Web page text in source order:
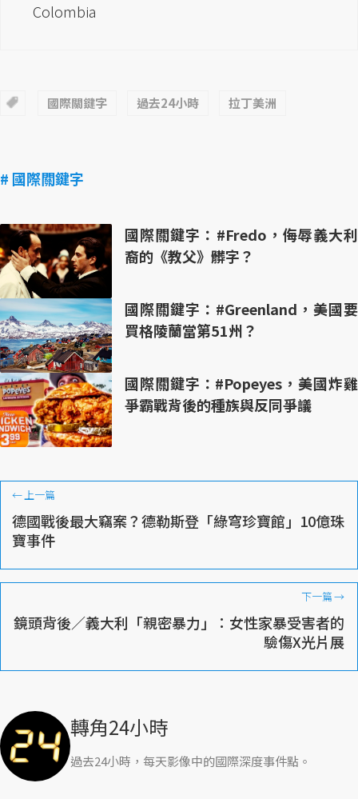
Colombia
國際關鍵字 過去24小時 拉丁美洲
# 國際關鍵字
國際關鍵字：#Fredo，侮辱義大利
裔的《教父》髒字？
國際關鍵字：#Greenland，美國要
買格陵蘭當第51州？
國際關鍵字：#Popeyes，美國炸雞
爭霸戰背後的種族與反同爭議
← 上一篇
德國戰後最大竊案？德勒斯登「綠穹珍寶館」10億珠
寶事件
下一篇→
鏡頭背後／義大利「親密暴力」：女性家暴受害者的
驗傷X光片展
轉角24小時
過去24小時，每天影像中的國際深度事件點。